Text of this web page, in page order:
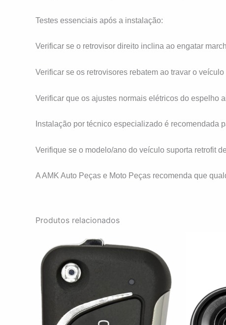
Testes essenciais após a instalação:
Verificar se o retrovisor direito inclina ao engatar
Verificar se os retrovisores rebatem ao travar o veículo
Verificar que os ajustes normais elétricos do espelho
Instalação por técnico especializado é recomendada
Verifique se o modelo/ano do veículo suporta retrofit
A AMK Auto Peças e Moto Peças recomenda que
Produtos relacionados